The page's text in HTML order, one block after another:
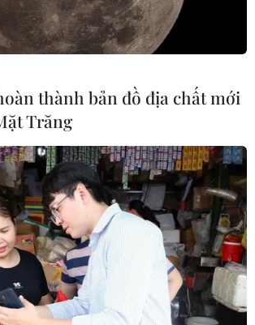
MỤC
thành bản đồ địa chất mới
Trăng